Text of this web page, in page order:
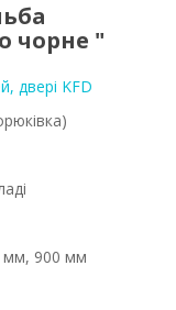
чорне "
двері KFD
мм, 900 мм